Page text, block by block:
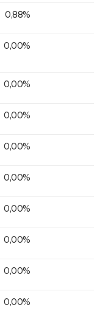
0,88%
0,00%
0,00%
0,00%
0,00%
0,00%
0,00%
0,00%
0,00%
0,00%